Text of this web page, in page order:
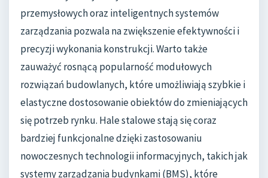
przemysłowych oraz inteligentnych systemów
zarządzania pozwala na zwiększenie efektywności i
precyzji wykonania konstrukcji. Warto także
zauważyć rosnącą popularność modułowych
rozwiązań budowlanych, które umożliwiają szybkie i
elastyczne dostosowanie obiektów do zmieniających
się potrzeb rynku. Hale stalowe stają się coraz
bardziej funkcjonalne dzięki zastosowaniu
nowoczesnych technologii informacyjnych, takich jak
systemy zarządzania budynkami (BMS), które